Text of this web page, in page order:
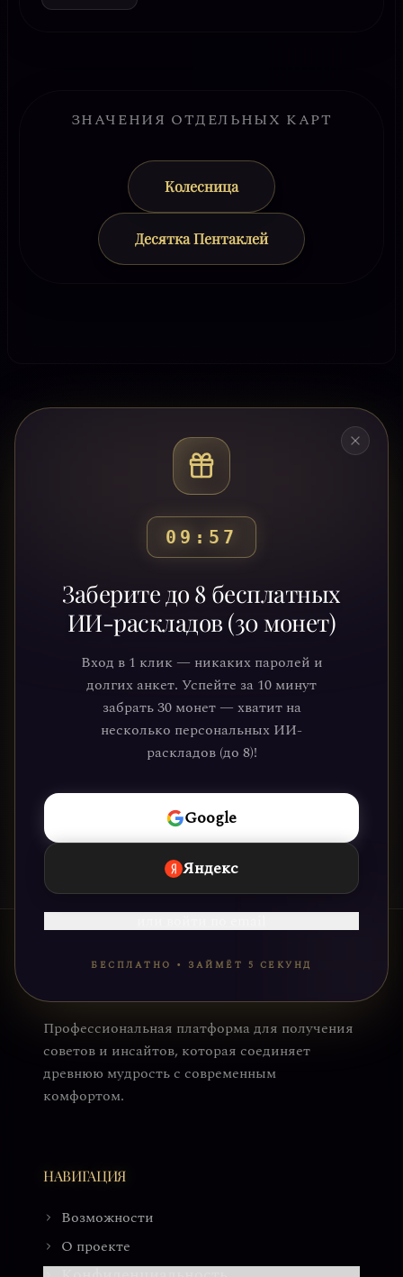
ЗНАЧЕНИЯ ОТДЕЛЬНЫХ КАРТ
Колесница
Десятка Пентаклей
09:54
Заберите до 8 бесплатных
ИИ-раскладов (30 монет)
Вход в 1 клик — никаких паролей и
долгих анкет. Успейте за 10 минут
забрать 30 монет — хватит на
несколько персональных ИИ-
раскладов (до 8)!
Google
Яндекс
БЕСПЛАТНО • ЗАЙМЁТ 5 СЕКУНД
Готовы узнать свой
путь?
Присоединяйтесь к тысячам людей,
которые обрели ясность и понимание
через нашу платформу. Ваше
путешествие к себе уже ждёт.
НАЧАТЬ
Профессиональная платформа для получения
советов и инсайтов, которая соединяет
древнюю мудрость с современным
комфортом.
НАВИГАЦИЯ
Возможности
О проекте